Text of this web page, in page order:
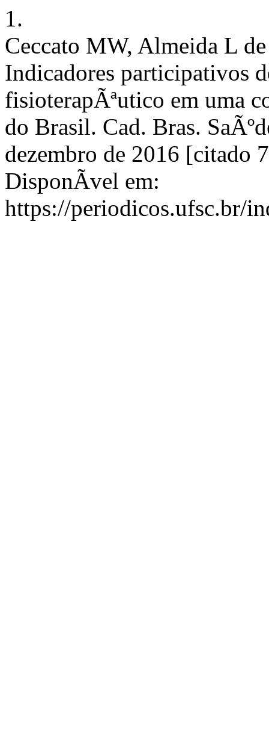
1.
Ceccato MW, Almeida L
Indicadores participativos
fisioterapÃªutico em uma
do Brasil. Cad. Bras.
dezembro de 2016 [citado
DisponÃ­vel em:
https://periodicos.ufsc.br/